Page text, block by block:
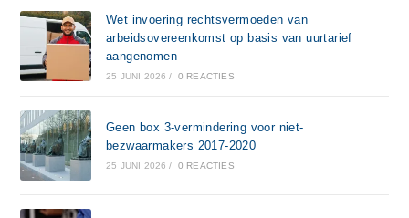
Wet invoering rechtsvermoeden van
arbeidsovereenkomst op basis van uurtarief
aangenomen
25 JUNI 2026 / 0 REACTIES
Geen box 3-vermindering voor niet-
bezwaarmakers 2017-2020
25 JUNI 2026 / 0 REACTIES